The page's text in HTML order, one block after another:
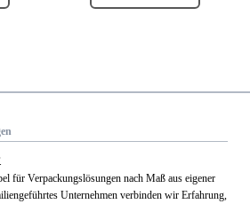
für Verpack­ungs­lösungen nach Maß aus eigener
Unternehmen verbinden wir Erfahrung,